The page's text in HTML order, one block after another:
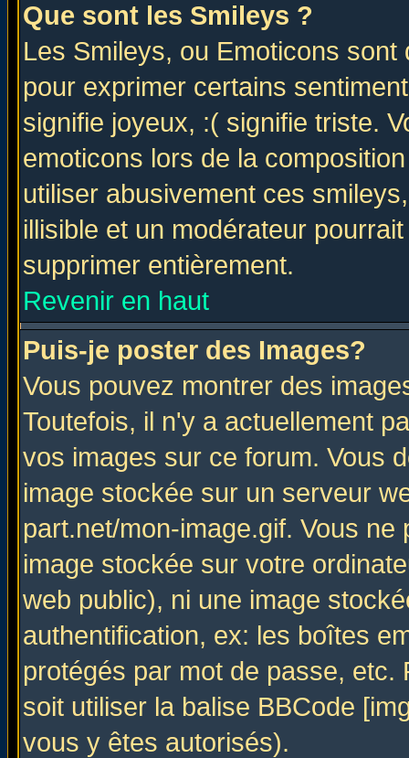
Que sont les Smileys ?
Les Smileys, ou Emoticons
pour exprimer certains
signifie joyeux, :( signifie triste.
emoticons lors de la
utiliser abusivement ces
illisible et un modérateur
supprimer entièrement.
Revenir en haut
Puis-je poster des Images?
Vous pouvez montrer des
Toutefois, il n'y a actuellement
vos images sur ce forum. Vous
image stockée sur un serveur
part.net/mon-image.gif. Vous
image stockée sur votre
web public), ni une image
authentification, ex: les boîtes
protégés par mot de passe,
soit utiliser la balise BBCode
vous y êtes autorisés).